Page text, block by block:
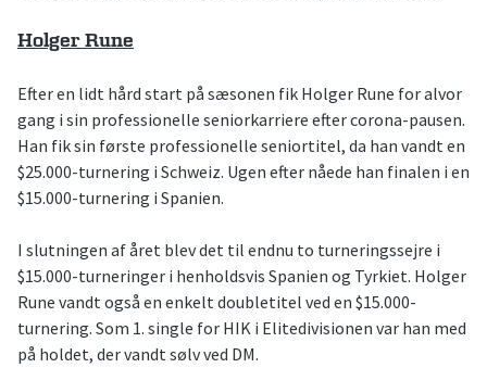
Holger Rune
Efter en lidt hård start på sæsonen fik Holger Rune for alvor
gang i sin professionelle seniorkarriere efter corona-pausen.
Han fik sin første professionelle seniortitel, da han vandt en
$25.000-turnering i Schweiz. Ugen efter nåede han finalen i en
$15.000-turnering i Spanien.
I slutningen af året blev det til endnu to turneringssejre i
$15.000-turneringer i henholdsvis Spanien og Tyrkiet. Holger
Rune vandt også en enkelt doubletitel ved en $15.000-
turnering. Som 1. single for HIK i Elitedivisionen var han med
på holdet, der vandt sølv ved DM.